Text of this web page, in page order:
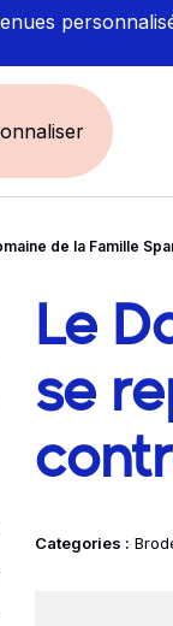
Santé -
Sécurité
Artisan /
Corporate
Idées
de la Famille
Le
se
Categories :